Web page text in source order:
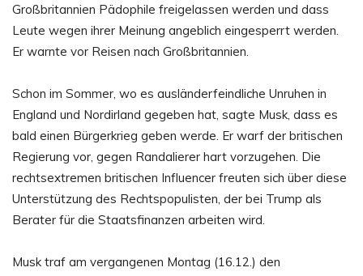
Großbritannien Pädophile freigelassen werden und dass
Leute wegen ihrer Meinung angeblich eingesperrt werden.
Er warnte vor Reisen nach Großbritannien.
Schon im Sommer, wo es ausländerfeindliche Unruhen in
England und Nordirland gegeben hat, sagte Musk, dass es
bald einen Bürgerkrieg geben werde. Er warf der britischen
Regierung vor, gegen Randalierer hart vorzugehen. Die
rechtsextremen britischen Influencer freuten sich über diese
Unterstützung des Rechtspopulisten, der bei Trump als
Berater für die Staatsfinanzen arbeiten wird.
Musk traf am vergangenen Montag (16.12.) den